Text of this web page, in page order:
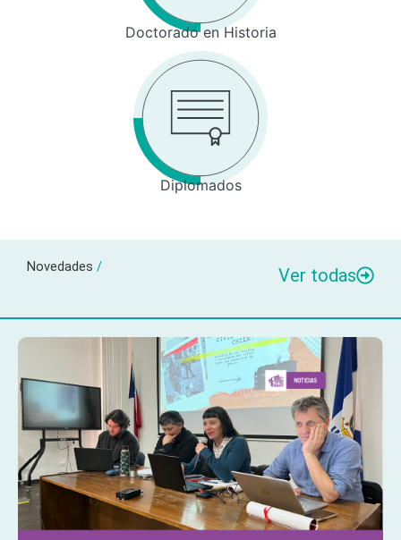
Doctorado en Historia
Diplomados
Novedades / Ver todas